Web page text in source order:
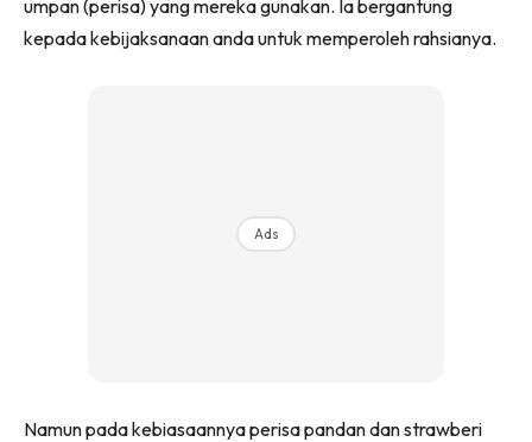
umpan (perisa) yang mereka gunakan. Ia bergantung
kepada kebijaksanaan anda untuk memperoleh rahsianya.
Ads
Namun pada kebiasaannya perisa pandan dan strawberi